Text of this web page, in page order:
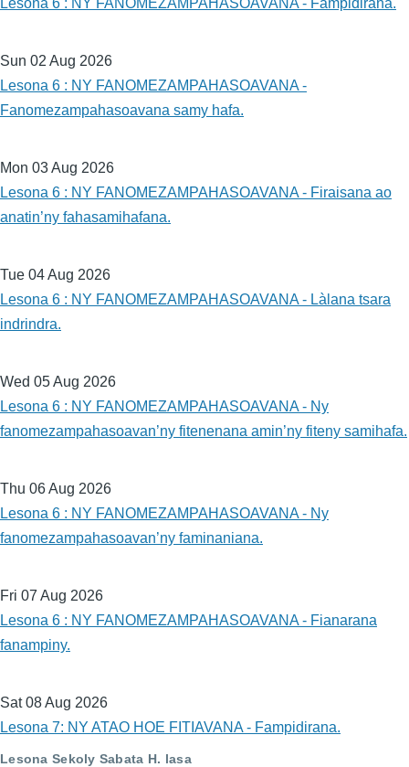
Lesona 6 : NY FANOMEZAMPAHASOAVANA - Fampidirana.
Sun 02 Aug 2026
Lesona 6 : NY FANOMEZAMPAHASOAVANA -
Fanomezampahasoavana samy hafa.
Mon 03 Aug 2026
Lesona 6 : NY FANOMEZAMPAHASOAVANA - Firaisana ao
anatin’ny fahasamihafana.
Tue 04 Aug 2026
Lesona 6 : NY FANOMEZAMPAHASOAVANA - Làlana tsara
indrindra.
Wed 05 Aug 2026
Lesona 6 : NY FANOMEZAMPAHASOAVANA - Ny
fanomezampahasoavan’ny fitenenana amin’ny fiteny samihafa.
Thu 06 Aug 2026
Lesona 6 : NY FANOMEZAMPAHASOAVANA - Ny
fanomezampahasoavan’ny faminaniana.
Fri 07 Aug 2026
Lesona 6 : NY FANOMEZAMPAHASOAVANA - Fianarana
fanampiny.
Sat 08 Aug 2026
Lesona 7: NY ATAO HOE FITIAVANA - Fampidirana.
Lesona Sekoly Sabata H. lasa